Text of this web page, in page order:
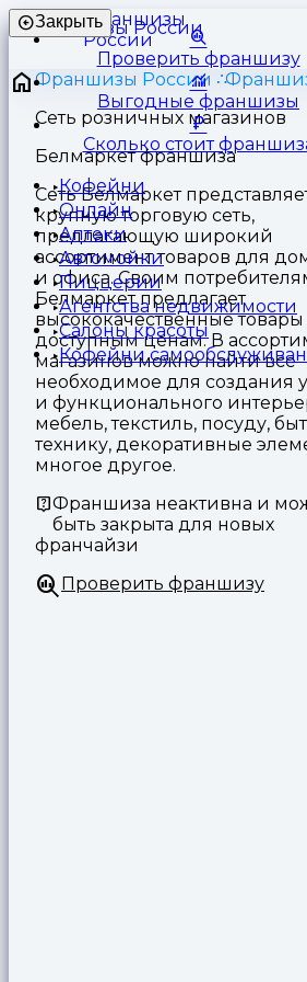
Франшизы
России
Закрыть
Проверить франшизу
Выгодные франшизы
Сколько стоит
Кофейни
Онлайн
Аптеки
Автомойки
Пиццерии
Агентства недвижимости
Салоны красоты
Кофейни
Франшизы России
Сеть розничных магазинов
Белмаркет франшиза
Сеть Белмаркет
крупную торговую сеть,
предлагающую широкий
ассортимент товаров для
и офиса. Своим
Белмаркет предлагает
высококачественные товары
доступным ценам. В
магазинов можно найти все
необходимое для создания
и функционального
мебель, текстиль, посуду,
технику, декоративные
многое другое.
Франшиза неактивна и
быть закрыта для новых
франчайзи
Проверить франшизу